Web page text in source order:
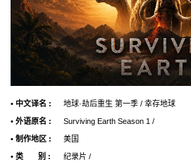
• 中文译名 : 地球·劫后重生 第一季 / 幸存地球
• 外语原名 : Surviving Earth Season 1 /
• 制作地区 : 美国
• 类 别 : 纪录片 /